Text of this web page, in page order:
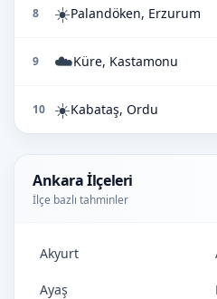
8 ☀️Palandöken, Erzurum
9 ☁️Küre, Kastamonu
10 ☀️Kabataş, Ordu
Ankara İlçeleri
İlçe bazlı tahminler
Akyurt
Ayaş